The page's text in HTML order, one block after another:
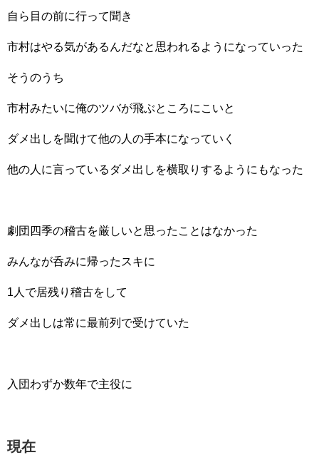
自ら目の前に行って聞き
市村はやる気があるんだなと思われるようになっていった
そうのうち
市村みたいに俺のツバが飛ぶところにこいと
ダメ出しを聞けて他の人の手本になっていく
他の人に言っているダメ出しを横取りするようにもなった
劇団四季の稽古を厳しいと思ったことはなかった
みんなが呑みに帰ったスキに
1人で居残り稽古をして
ダメ出しは常に最前列で受けていた
入団わずか数年で主役に
現在